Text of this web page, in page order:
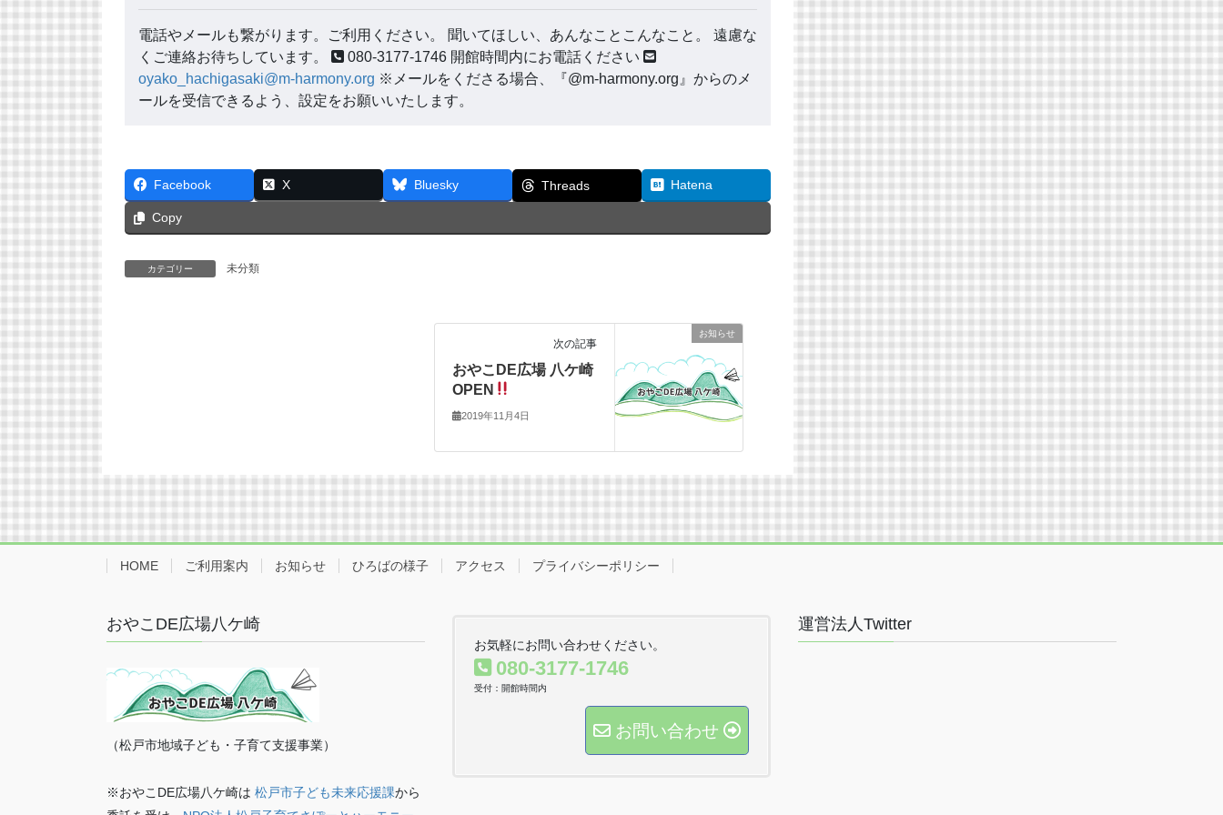
電話やメールも繋がります。ご利用ください。 聞いてほしい、あんなことこんなこと。 遠慮な
くご連絡お待ちしています。
080-3177-1746 開館時間内にお電話ください
oyako_hachigasaki@m-harmony.org ※メールをくださる場合、『@m-harmony.org』からのメ
ールを受信できるよう、設定をお願いいたします。
Facebook X Bluesky Threads Hatena
Copy
カテゴリー 未分類
お知らせ
次の記事
おやこDE広場 八ケ崎
OPEN
2019年11月4日
HOME ご利用案内 お知らせ ひろばの様子 アクセス プライバシーポリシー
おやこDE広場八ケ崎
（松戸市地域子ども・子育て支援事業）
※おやこDE広場八ケ崎は 松戸市子ども未来応援課から
お気軽にお問い合わせください。
080-3177-1746
受付：開館時間内
お問い合わせ
運営法人Twitter